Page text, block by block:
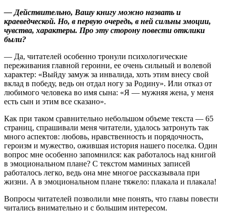
— Действительно, Вашу книгу можно назвать и
краеведческой. Но, в первую очередь, в ней сильны эмоции,
чувства, характеры. Про эту сторону повести отклики
были?
— Да, читателей особенно тронули психологические
переживания главной героини, ее очень сильный и волевой
характер: «Выйду замуж за инвалида, хоть этим внесу свой
вклад в победу, ведь он отдал ногу за Родину». Или отказ от
любимого человека во имя сына: «Я — мужняя жена, у меня
есть сын и этим все сказано».
Как при таком сравнительно небольшом объеме текста — 65
страниц, спрашивали меня читатели, удалось затронуть так
много аспектов: любовь, нравственность и порядочность,
героизм и мужество, ожившая история нашего поселка. Один
вопрос мне особенно запомнился: как работалось над книгой
в эмоциональном плане? С текстом маминых записей
работалось легко, ведь она мне многое рассказывала при
жизни. А в эмоциональном плане тяжело: плакала и плакала!
Вопросы читателей позволили мне понять, что главы повести
читались внимательно и с большим интересом.